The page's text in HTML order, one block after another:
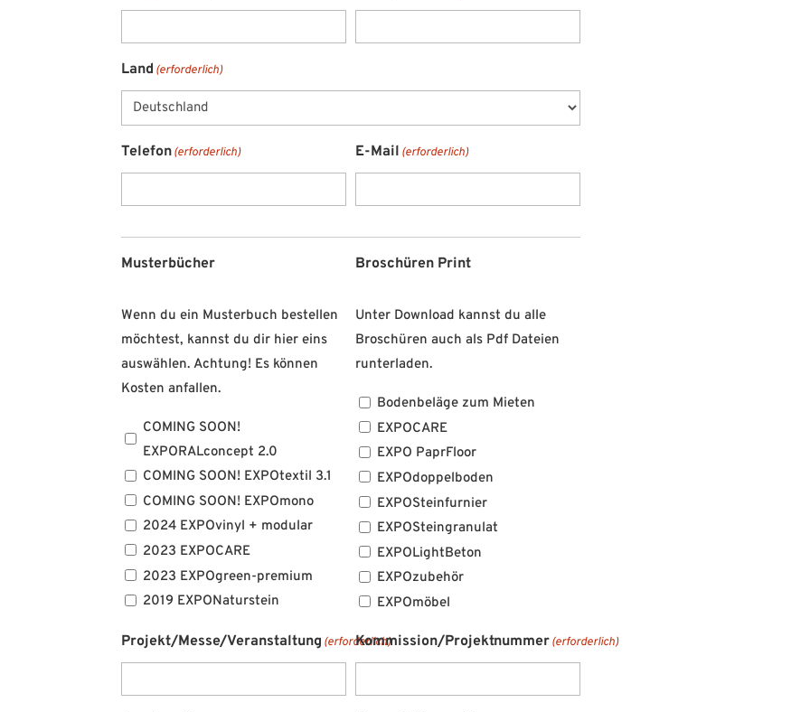
Land (erforderlich)
Telefon(erforderlich) E-Mail (erforderlich)
Musterbücher
Wenn du ein Musterbuch bestellen
möchtest, kannst du dir hier eins
auswählen. Achtung! Es können
Kosten anfallen.
COMING SOON!
EXPORALconcept 2.0
COMING SOON! EXPOtextil 3.1
COMING SOON! EXPOmono
2024 EXPOvinyl + modular
2023 EXPOCARE
2023 EXPOgreen-premium
2019 EXPONaturstein
Broschüren Print
Unter Download kannst du alle
Broschüren auch als Pdf Dateien
runterladen.
Bodenbeläge zum Mieten
EXPOCARE
EXPO PaprFloor
EXPOdoppelboden
EXPOSteinfurnier
EXPOSteingranulat
EXPOLightBeton
EXPOzubehör
EXPOmöbel
Projekt/Messe/Veranstaltung (erforderlich)
Kommission/Projektnummer(erforderlich)